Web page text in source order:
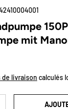
mit
de livraison calculés